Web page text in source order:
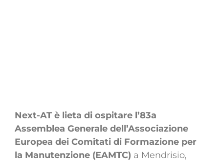
Next-AT è lieta di ospitare l’83a
Assemblea Generale dell’Associazione
Europea dei Comitati di Formazione per
la Manutenzione (EAMTC) a Mendrisio,